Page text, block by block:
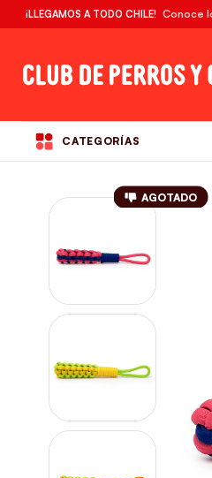
¡LLEGAMOS A TODO CHILE! Conoce
CATEGORÍAS
AGOTADO
RM